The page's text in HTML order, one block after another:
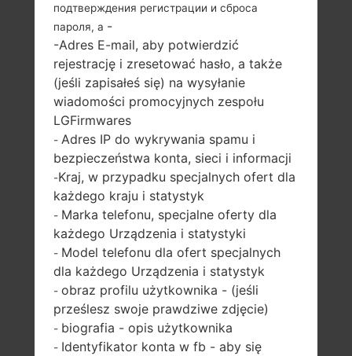
5.5 in (~72.5%
stosunek ekranu
do ciała)
1440 x 2560 pikseli
(~538 gęstość
pikseli na cal)
155 gramów (5.47
uncji)
wymienny Li-Ion
3000 mAh
4x1.4 GHz Cortex-
A53 & 2x1.8 GHz
Cortex-A57
MSM8992
Snapdragon 808
3GB
подтверждения регистрации и сброса
пароля, а -
-Adres E-mail, aby potwierdzić
rejestrację i zresetować hasło, a także
(jeśli zapisałeś się) na wysyłanie
wiadomości promocyjnych zespołu
LGFirmwares
- Adres IP do wykrywania spamu i
bezpieczeństwa konta, sieci i informacji
-Kraj, w przypadku specjalnych ofert dla
każdego kraju i statystyk
- Marka telefonu, specjalne oferty dla
każdego Urządzenia i statystyki
- Model telefonu dla ofert specjalnych
dla każdego Urządzenia i statystyk
- obraz profilu użytkownika - (jeśli
prześlesz swoje prawdziwe zdjęcie)
- biografia - opis użytkownika
- Identyfikator konta w fb - aby się